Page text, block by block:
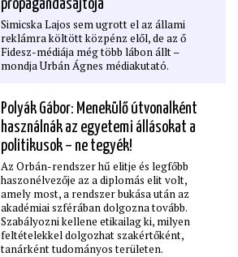
propagandasajtója
Simicska Lajos sem ugrott el az állami
reklámra költött közpénz elől, de az ő
Fidesz-médiája még több lábon állt –
mondja Urbán Ágnes médiakutató.
Polyák Gábor: Menekülő útvonalként
használnák az egyetemi állásokat a
politikusok – ne tegyék!
Az Orbán-rendszer hű elitje és legfőbb
haszonélvezője az a diplomás elit volt,
amely most, a rendszer bukása után az
akadémiai szférában dolgozna tovább.
Szabályozni kellene etikailag ki, milyen
feltételekkel dolgozhat szakértőként,
tanárként tudományos területen.